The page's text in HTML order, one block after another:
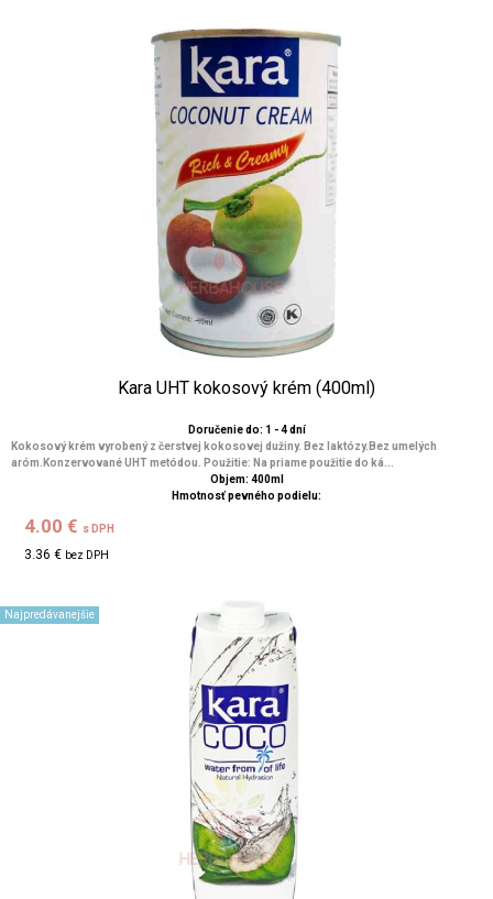
Kara UHT kokosový krém (400ml)
Doručenie do: 1 - 4 dní
Kokosový krém vyrobený z čerstvej kokosovej dužiny. Bez laktózy.Bez umelých
aróm.Konzervované UHT metódou. Použitie: Na priame použitie do ká...
Objem: 400ml
Hmotnosť pevného podielu:
4.00 € s DPH
3.36 € bez DPH
Najpredávanejšie